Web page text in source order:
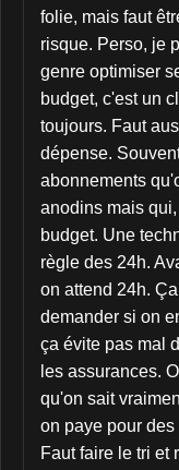
folie, mais faut
risque. Perso, je
genre optimiser
budget, c'est un
toujours. Faut
dépense.
abonnements
anodins mais
budget. Une
règle des 24h.
on attend 24h.
demander si on
ça évite pas mal
les assurances.
qu'on sait
on paye pour
Faut faire le tri et